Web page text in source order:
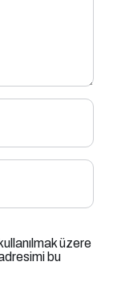
üzere
bu